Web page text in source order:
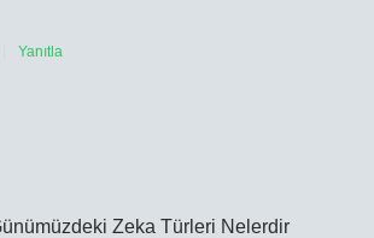
Yanıtla
Zeka Türleri Nelerdir